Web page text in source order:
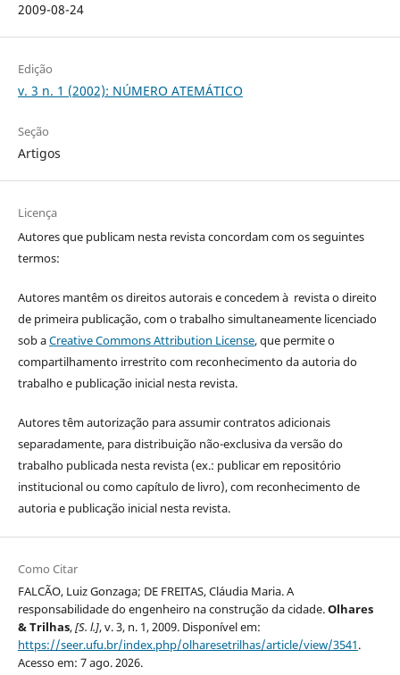
2009-08-24
Edição
v. 3 n. 1 (2002): NÚMERO ATEMÁTICO
Seção
Artigos
Licença
Autores que publicam nesta revista concordam com os seguintes
termos:
Autores mantêm os direitos autorais e concedem à revista o direito
de primeira publicação, com o trabalho simultaneamente licenciado
sob aCreative Commons Attribution License, que permite o
compartilhamento irrestrito com reconhecimento da autoria do
trabalho e publicação inicial nesta revista.
Autores têm autorização para assumir contratos adicionais
separadamente, para distribuição não-exclusiva da versão do
trabalho publicada nesta revista (ex.: publicar em repositório
institucional ou como capítulo de livro), com reconhecimento de
autoria e publicação inicial nesta revista.
Como Citar
FALCÃO, Luiz Gonzaga; DE FREITAS, Cláudia Maria. A
responsabilidade do engenheiro na construção da cidade.Olhares
& Trilhas,[S. l.], v. 3, n. 1, 2009. Disponível em:
https://seer.ufu.br/index.php/olharesetrilhas/article/view/3541.
Acesso em: 7 ago. 2026.